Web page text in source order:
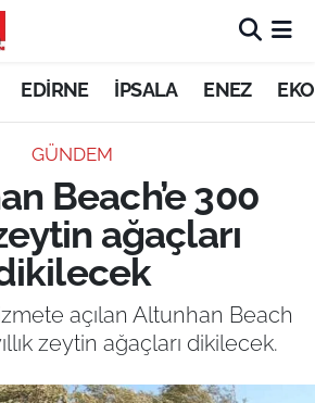
EDİRNE İPSALA ENEZ
GÜNDEM
Beach’e 300
ağaçları
açılan Altunhan Beach
zeytin ağaçları dikilecek.